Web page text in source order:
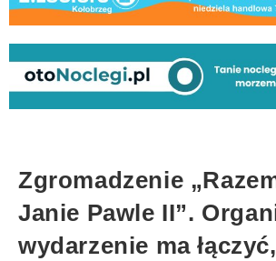
Zgromadzenie
Janie Pawle II”.
wydarzenie ma